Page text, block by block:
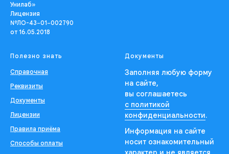
Унилаб»
Лицензия
№ЛО-43−01−002790
от 16.05.2018
Полезно знать
Справочная
Реквизиты
Документы
Лицензии
Правила приёма
Способы оплаты
Документы
Заполняя любую форму
на сайте,
вы соглашаетесь
с политикой
конфиденциальности.
Информация на сайте
носит ознакомительный